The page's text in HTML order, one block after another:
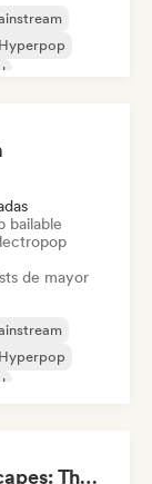
Hyperpop
bailable
de mayor
Hyperpop
FIFA Soundscapes: The Ultimate Soundtrack ⚽️ Festival Indie, Electropop & Dance Anthems